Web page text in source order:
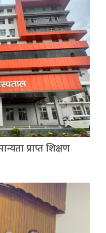
प्राप्त शिक्षण